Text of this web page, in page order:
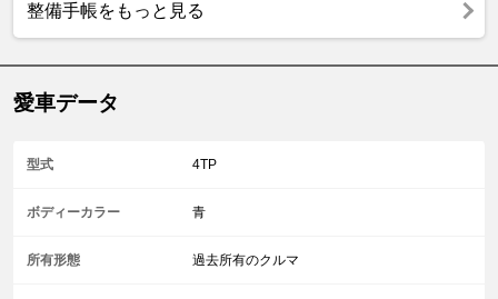
整備手帳をもっと見る
愛車データ
型式 4TP
ボディーカラー 青
所有形態 過去所有のクルマ